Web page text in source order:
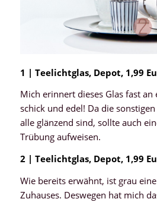
1 | Teelichtglas, Depot, 1,99
Mich erinnert dieses Glas fast an
schick und edel! Da die
alle glänzend sind, sollte auch
Trübung aufweisen.
2 | Teelichtglas, Depot, 1,99
Wie bereits erwähnt, ist grau
Zuhauses. Deswegen hat mich